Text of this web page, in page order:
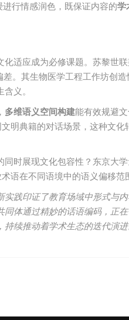
行情感润色，既保证内容的学
化适应成为必修课题。苏黎世
。其生物医学工程工作坊创造
义。
多维语义空间构建能有效规避
明典籍的对话场景，这种文
时展现文化包容性？东京大
语在不同语境中的语义偏移范
践印证了教育场域中形式与
体通过精妙的话语编码，正在
续推动着学术生态的迭代演进